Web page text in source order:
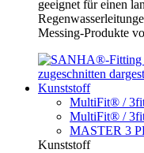
geeignet für einen
Messing-Produkte
Kunststoff
MultiFit® /
MultiFit® /
MASTER 3
Kunststoff